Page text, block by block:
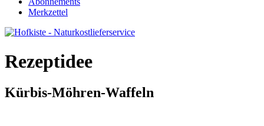
Merkzettel
Rezeptidee
Kürbis-Möhren-Waffeln